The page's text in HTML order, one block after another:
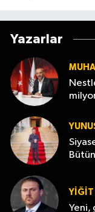
Yazarlar
YİĞİT
Yeni,